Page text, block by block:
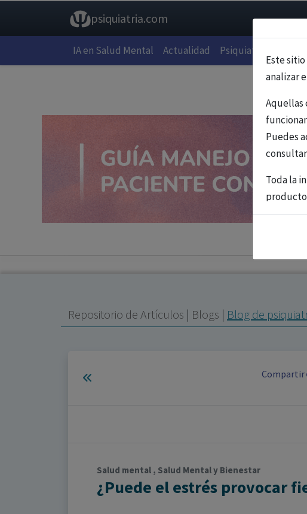
psiquiatria.com
IA en Salud Mental Actualidad Psiquiatría
Este
analizar
Aquellas
Puedes
Toda la
a título
a las
Repositorio de Artículos | Blogs | Blog de
Compartir
Salud mental , Salud Mental y Bienestar
¿Puede el estrés provocar